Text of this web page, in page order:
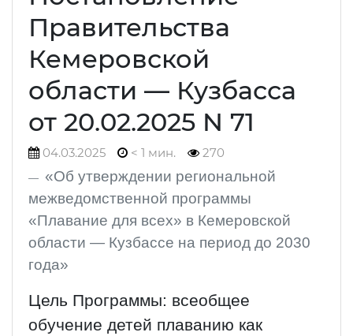
Правительства
Кемеровской
области — Кузбасса
от 20.02.2025 N 71
04.03.2025 < 1 мин. 270
«Об утверждении региональной
межведомственной программы
«Плавание для всех» в Кемеровской
области — Кузбассе на период до 2030
года»
Цель Программы: всеобщее
обучение детей плаванию как